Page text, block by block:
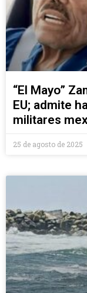
“El Mayo”
EU; admite
militares
25 de agosto de 2025